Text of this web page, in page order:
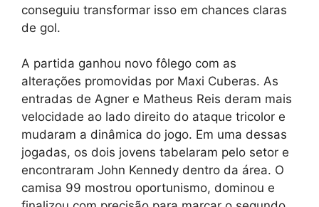
conseguiu transformar isso em chances claras
de gol.
A partida ganhou novo fôlego com as
alterações promovidas por Maxi Cuberas. As
entradas de Agner e Matheus Reis deram mais
velocidade ao lado direito do ataque tricolor e
mudaram a dinâmica do jogo. Em uma dessas
jogadas, os dois jovens tabelaram pelo setor e
encontraram John Kennedy dentro da área. O
camisa 99 mostrou oportunismo, dominou e